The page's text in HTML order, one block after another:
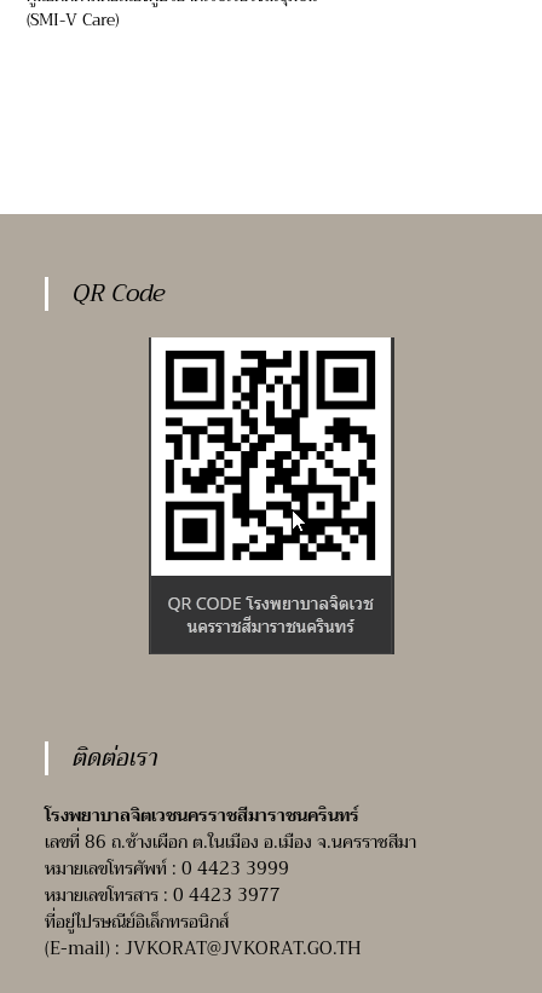
(SMI-V Care)
QR Code
ติดต่อเรา
โรงพยาบาลจิตเวชนครราชสีมาราชนครินทร์
เลขที่ 86 ถ.ช้างเผือก ต.ในเมือง อ.เมือง จ.นครราชสีมา
หมายเลขโทรศัพท์ : 0 4423 3999
หมายเลขโทรสาร : 0 4423 3977
ที่อยู่ไปรษณีย์อิเล็กทรอนิกส์
(E-mail) : JVKORAT@JVKORAT.GO.TH